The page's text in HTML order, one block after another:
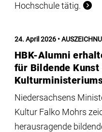
Hochschule tätig.
24. April 2026
HBK-Alumni
für Bildende Kunst
Niedersachsens
Kultur Falko Mohrs
herausragende